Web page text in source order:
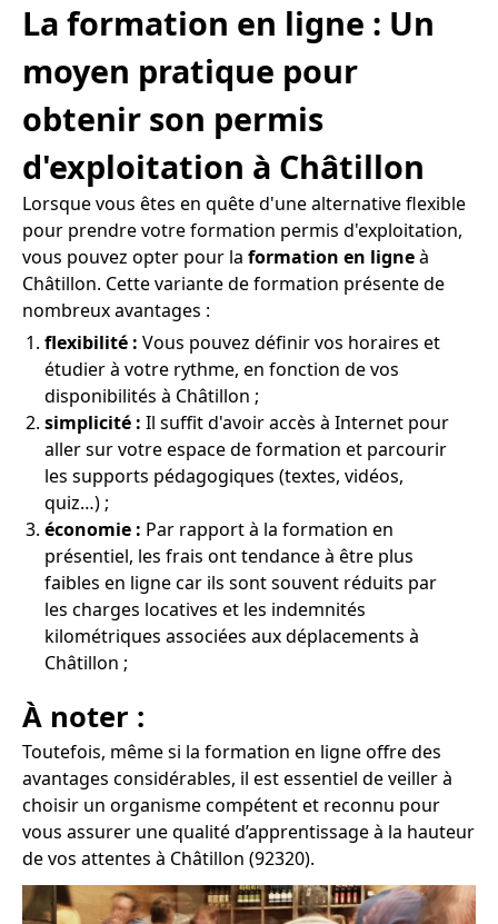
La formation en ligne : Un
moyen pratique pour
obtenir son permis
d'exploitation à Châtillon
Lorsque vous êtes en quête d'une alternative flexible
pour prendre votre formation permis d'exploitation,
vous pouvez opter pour la formation en ligneà
Châtillon. Cette variante de formation présente de
nombreux avantages :
flexibilité : Vous pouvez définir vos horaires et
étudier à votre rythme, en fonction de vos
disponibilités à Châtillon ;
simplicité : Il suffit d'avoir accès à Internet pour
aller sur votre espace de formation et parcourir
les supports pédagogiques (textes, vidéos,
quiz…) ;
économie : Par rapport à la formation en
présentiel, les frais ont tendance à être plus
faibles en ligne car ils sont souvent réduits par
les charges locatives et les indemnités
kilométriques associées aux déplacements à
Châtillon ;
À noter :
Toutefois, même si la formation en ligne offre des
avantages considérables, il est essentiel de veiller à
choisir un organisme compétent et reconnu pour
vous assurer une qualité d’apprentissage à la hauteur
de vos attentes à Châtillon (92320).